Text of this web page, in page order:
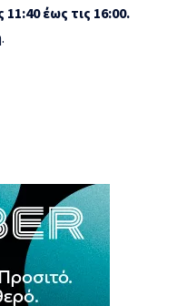
έως τις 16:00.